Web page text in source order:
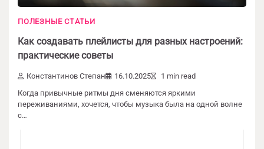
ПОЛЕЗНЫЕ СТАТЬИ
Как создавать плейлисты для разных настроений:
практические советы
Константинов Степан 16.10.2025
1 min read
Когда привычные ритмы дня сменяются яркими
переживаниями, хочется, чтобы музыка была на одной волне
с…
Ваш адрес email не будет опубликован.
Комментарий *